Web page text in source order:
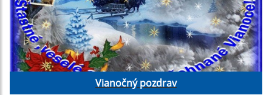
Vianočný pozdrav